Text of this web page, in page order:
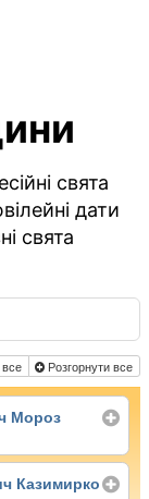
свята
дати
свята
Розгорнути все
Мороз
Казимирко